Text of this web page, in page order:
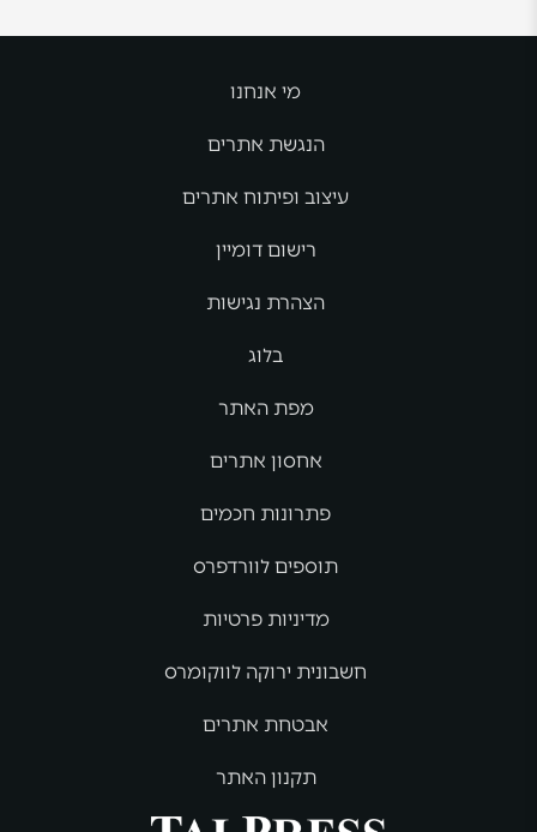
מי אנחנו
הנגשת אתרים
עיצוב ופיתוח אתרים
רישום דומיין
הצהרת נגישות
בלוג
מפת האתר
אחסון אתרים
פתרונות חכמים
תוספים לוורדפרס
מדיניות פרטיות
חשבונית ירוקה לווקומרס
אבטחת אתרים
תקנון האתר